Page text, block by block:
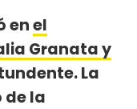
enel
Granata y
La
de la